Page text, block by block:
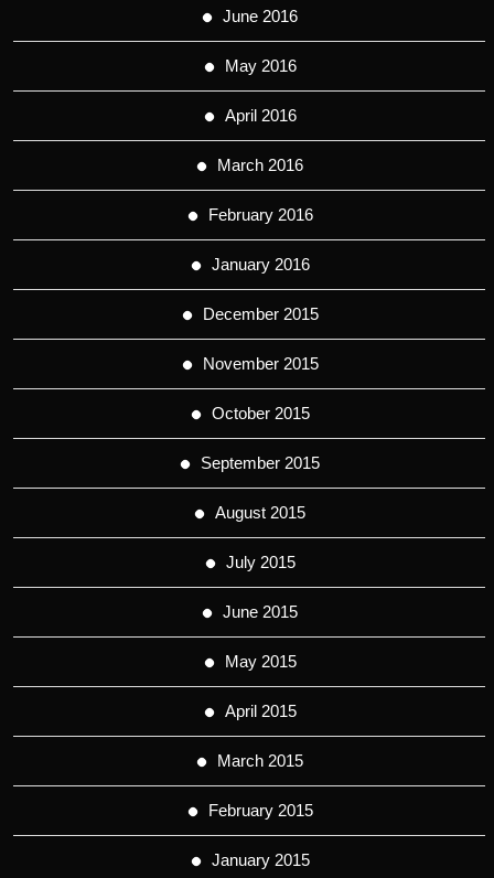
June 2016
May 2016
April 2016
March 2016
February 2016
January 2016
December 2015
November 2015
October 2015
September 2015
August 2015
July 2015
June 2015
May 2015
April 2015
March 2015
February 2015
January 2015